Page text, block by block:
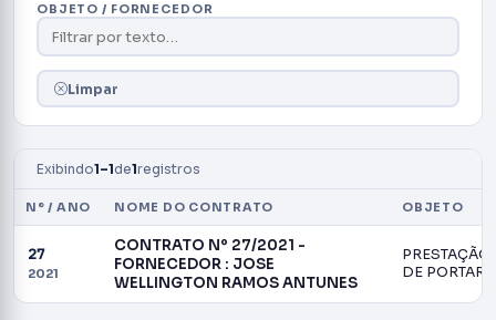
OBJETO / FORNECEDOR
Limpar
Exibindo1–1de1registros
Nº / ANO NOME DO CONTRATO OBJETO
27
2021
CONTRATO Nº 27/2021 -
FORNECEDOR : JOSE
WELLINGTON RAMOS ANTUNES
DE
PATRIMONIAL
SEGUNDA A